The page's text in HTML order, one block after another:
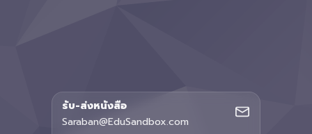
รับ-ส่งหนังสือ
Saraban@EduSandbox.com